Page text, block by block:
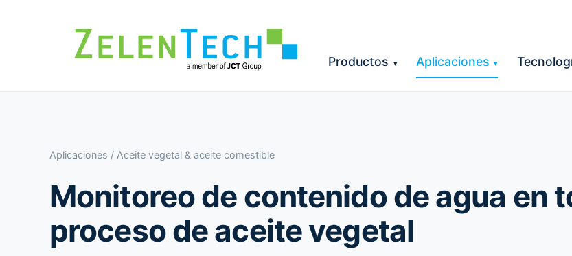
Productos ▾ Aplicaciones ▾
Aplicaciones / Aceite vegetal & aceite comestible
Monitoreo de contenido de agua en
proceso de aceite vegetal